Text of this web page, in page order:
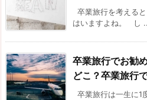
卒業旅行を考える
はいますよね。 し
卒業旅行でお勧
どこ？卒業旅行
卒業旅行は一生に1